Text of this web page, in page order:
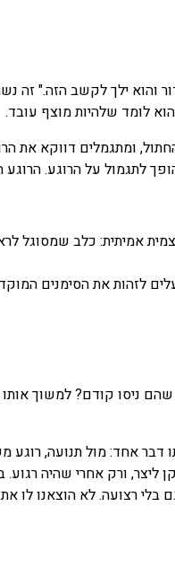
והוא ילך לקשב הזה." זה
לומד שלהיות מוצף עובד.
ומתגמלים דווקא את
לתגמול על הרוגע.
אמיתית: כלב שמסוגל
את הסימנים
שהם ניסו קודם? למשוך
דבר אחד: מול תנועה,
ורק אחרי שהיה
לא הוצאנו לו את